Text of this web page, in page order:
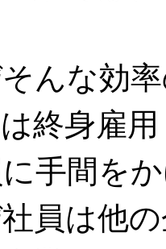
んな効
終身雇
手間を
員は他